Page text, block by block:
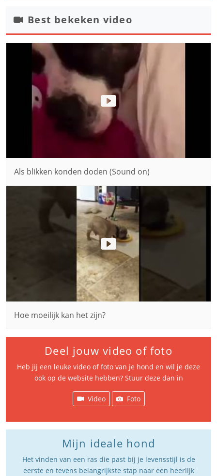
Best bekeken video
Als blikken konden doden (Sound on)
Hoe moeilijk kan het zijn?
Deel jouw video of foto
Heb jij een leuke video of foto van je hond en wil je deze
ook op de website hebben? Stuur deze dan in
Video Foto
Mijn ideale hond
Het vinden van een ras die past bij je levensstijl is de
eerste en tevens belangrijkste stap naar een heerlijk